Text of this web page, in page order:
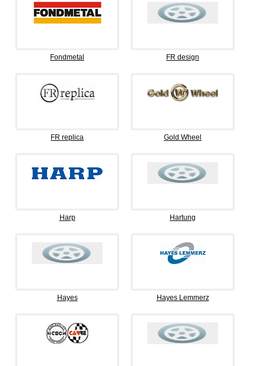
Fondmetal FR design
FR replica Gold Wheel
Harp Hartung
Hayes Hayes Lemmerz